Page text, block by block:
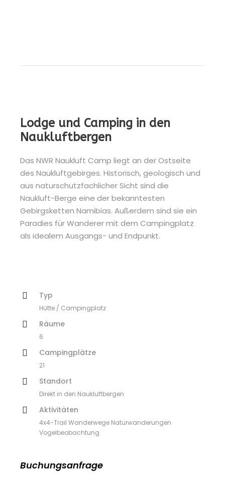
Lodge und Camping in den
Naukluftbergen
Das NWR Naukluft Camp liegt an der Ostseite
des Naukluftgebirges. Historisch, geologisch und
aus naturschutzfachlicher Sicht sind die
Naukluft-Berge eine der bekanntesten
Gebirgsketten Namibias. Außerdem sind sie ein
Paradies für Wanderer mit dem Campingplatz
als idealem Ausgangs- und Endpunkt.
Typ
Hütte / Campingplatz
Räume
6
Campingplätze
21
Standort
Direkt in den Naukluftbergen
Aktivitäten
4x4-Trail Wanderwege Naturwanderungen
Vogelbeobachtung
Buchungsanfrage